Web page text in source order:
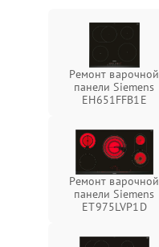
Ремонт варочной
панели Siemens
EH651FFB1E
Ремонт варочной
панели Siemens
ET975LVP1D